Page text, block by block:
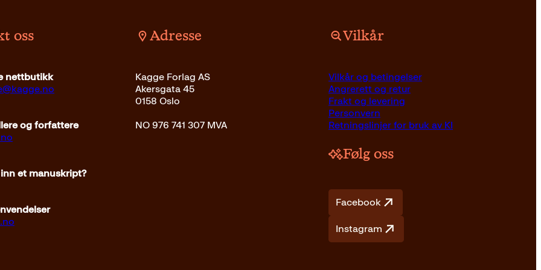
379krKjøp Innbundet449
oss
nettbutikk
og forfattere
et manuskript?
Adresse
Kagge Forlag AS
Akersgata 45
0158 Oslo
NO 976 741 307 MVA
Vilkår
Vilkår og betingelser
Angrerett og retur
Frakt og levering
Personvern
Retningslinjer for bruk av KI
Følg oss
Facebook
Instagram